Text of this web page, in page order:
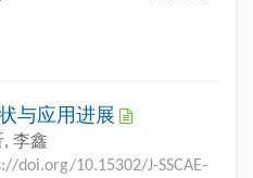
与应用进展
李鑫
doi.org/10.15302/J-SSCAE-